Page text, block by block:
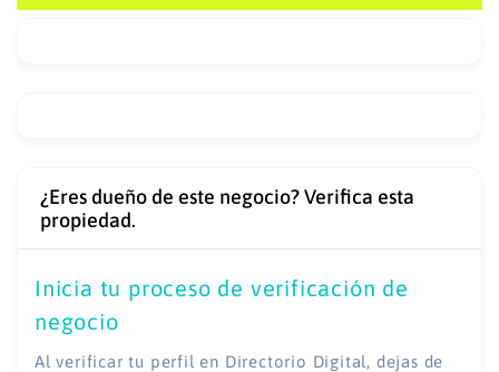
¿Eres dueño de este negocio? Verifica esta
propiedad.
Inicia tu proceso de verificación de
negocio
Al verificar tu perfil en Directorio Digital, dejas de